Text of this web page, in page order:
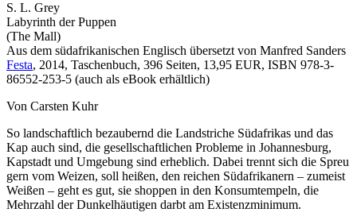
S. L. Grey
Labyrinth der Puppen
(The Mall)
Aus dem südafrikanischen Englisch übersetzt von Manfred Sanders
Festa, 2014, Taschenbuch, 396 Seiten, 13,95 EUR, ISBN 978-3-
86552-253-5 (auch als eBook erhältlich)
Von Carsten Kuhr
So landschaftlich bezaubernd die Landstriche Südafrikas und das
Kap auch sind, die gesellschaftlichen Probleme in Johannesburg,
Kapstadt und Umgebung sind erheblich. Dabei trennt sich die Spreu
gern vom Weizen, soll heißen, den reichen Südafrikanern – zumeist
Weißen – geht es gut, sie shoppen in den Konsumtempeln, die
Mehrzahl der Dunkelhäutigen darbt am Existenzminimum.